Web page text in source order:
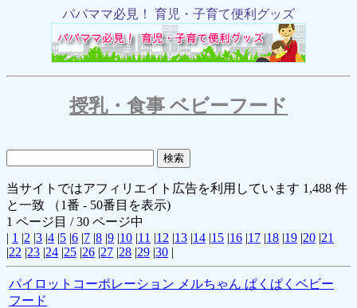
パパママ必見！ 育児・子育て便利グッズ
授乳・食事 ベビーフード
当サイトではアフィリエイト広告を利用しています 1,488 件
と一致 （1番 - 50番目を表示)
1 ページ目 / 30 ページ中
| 1 |2 |3 |4 |5 |6 |7 |8 |9 |10 |11 |12 |13 |14 |15 |16 |17 |18 |19 |20 |21
|22 |23 |24 |25 |26 |27 |28 |29 |30 |
パイロットコーポレーション メルちゃん ぱくぱくベビー
フード